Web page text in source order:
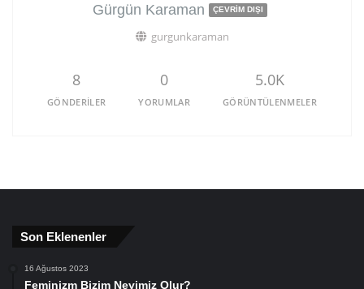
Gürgün Karaman ÇEVRIM DIŞI
gurgunkaraman
8
GÖNDERILER
0
YORUMLAR
5.0K
GÖRÜNTÜLENMELER
Son Eklenenler
16 Ağustos 2023
Feminizm Bizim Neyimiz Olur?